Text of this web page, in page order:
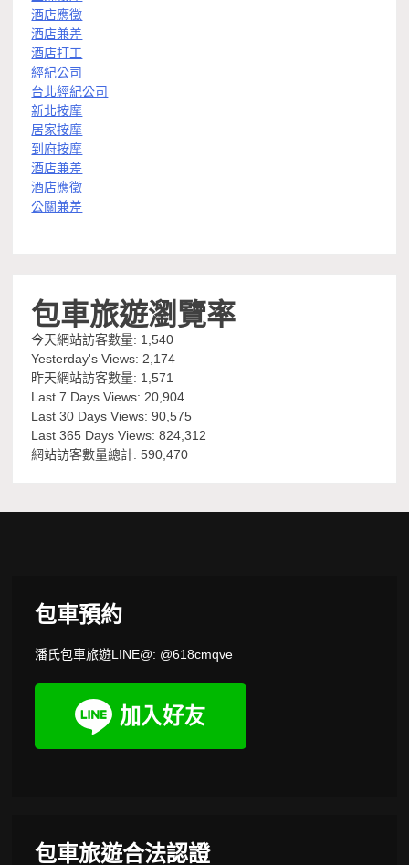
酒店應徵
酒店兼差
酒店打工
經紀公司
台北經紀公司
新北按摩
居家按摩
到府按摩
酒店兼差
酒店應徵
公關兼差
包車旅遊瀏覽率
今天網站訪客數量: 1,540
Yesterday's Views: 2,174
昨天網站訪客數量: 1,571
Last 7 Days Views: 20,904
Last 30 Days Views:90,575
Last 365 Days Views:824,312
網站訪客數量總計:590,470
包車預約
潘氏包車旅遊LINE@: @618cmqve
包車旅遊合法認證